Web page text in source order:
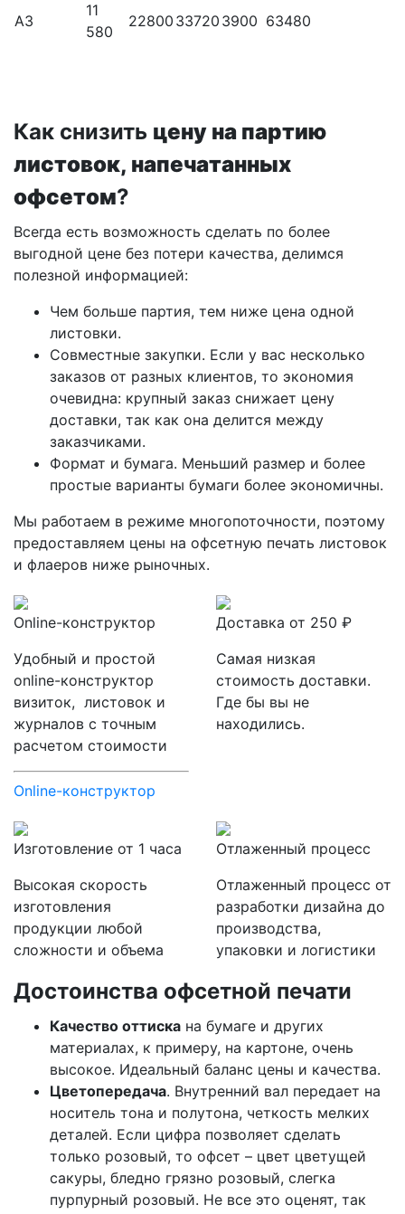
А3
11
580
22800 33720 3900 63480
Как снизить цену на партию
листовок, напечатанных
офсетом?
Всегда есть возможность сделать по более
выгодной цене без потери качества, делимся
полезной информацией:
Чем больше партия, тем ниже цена одной
листовки.
Совместные закупки. Если у вас несколько
заказов от разных клиентов, то экономия
очевидна: крупный заказ снижает цену
доставки, так как она делится между
заказчиками.
Формат и бумага. Меньший размер и более
простые варианты бумаги более экономичны.
Мы работаем в режиме многопоточности, поэтому
предоставляем цены на офсетную печать листовок
и флаеров ниже рыночных.
Online-конструктор
Удобный и простой
online-конструктор
визиток, листовок и
журналов с точным
расчетом стоимости
Online-конструктор
Доставка от 250 ₽
Самая низкая
стоимость доставки.
Где бы вы не
находились.
Изготовление от 1 часа
Высокая скорость
изготовления
продукции любой
сложности и объема
Отлаженный процесс
Отлаженный процесс от
разработки дизайна до
производства,
упаковки и логистики
Достоинства офсетной печати
Качество оттиска на бумаге и других
материалах, к примеру, на картоне, очень
высокое. Идеальный баланс цены и качества.
Цветопередача. Внутренний вал передает на
носитель тона и полутона, четкость мелких
деталей. Если цифра позволяет сделать
только розовый, то офсет – цвет цветущей
сакуры, бледно грязно розовый, слегка
пурпурный розовый. Не все это оценят, так